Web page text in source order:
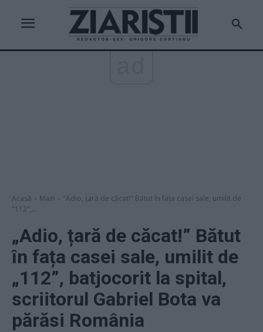
Acasă Main
"Adio, țară de căcat!" Bătut în fața casei sale, umilit de
"112",...
„Adio, țară de căcat!” Bătut
în fața casei sale, umilit de
„112”, batjocorit la spital,
scriitorul Gabriel Bota va
părăsi România